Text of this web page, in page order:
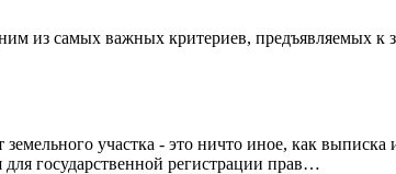
из самых важных критериев, предъявляемых к
участка - это ничто иное, как
государственной регистрации прав…